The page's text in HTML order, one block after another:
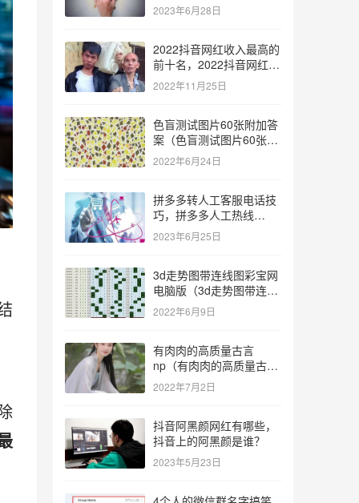
2023年6月28日
2022抖音网红收入最高的
前十名，2022抖音网红收
入最高的前十名有哪些？
2022年11月25日
色盲测试图片60张附加答
案（色盲测试图片60张复
杂）
2022年6月24日
拼多多转人工客服电话技
巧，拼多多人工热线
9541344？
2023年6月25日
3d走势图带连线图彩宝网
电脑版（3d走势图带连线
图彩宝网手机版）
2022年6月9日
有肉肉的高质量古言
np（有肉肉的高质量古言
np推荐）
2022年7月2日
抖音阿黑颜网红有哪些，
抖音上的阿黑颜是谁？
2023年5月23日